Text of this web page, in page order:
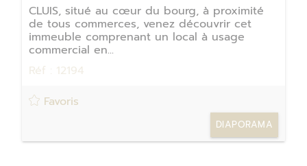
CLUIS, situé au cœur du bourg, à proximité
de tous commerces, venez découvrir cet
immeuble comprenant un local à usage
commercial en...
Réf : 12194
Favoris
DIAPORAMA